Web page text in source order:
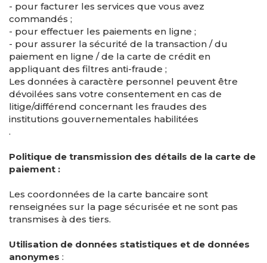
- pour facturer les services que vous avez
commandés ;
- pour effectuer les paiements en ligne ;
- pour assurer la sécurité de la transaction / du
paiement en ligne / de la carte de crédit en
appliquant des filtres anti-fraude ;
Les données à caractère personnel peuvent être
dévoilées sans votre consentement en cas de
litige/différend concernant les fraudes des
institutions gouvernementales habilitées
.
Politique de transmission des détails de la carte de
paiement :
Les coordonnées de la carte bancaire sont
renseignées sur la page sécurisée et ne sont pas
transmises à des tiers.
Utilisation de données statistiques et de données
anonymes :